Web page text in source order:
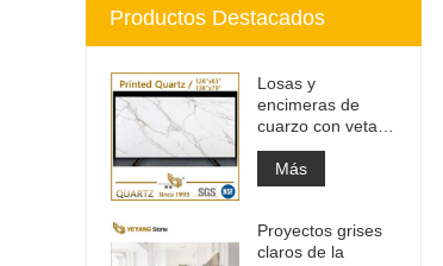
Productos Destacados
Losas y
encimeras de
cuarzo con veta
gris impresa |
Cuarzo impreso
de cuerpo entero
Más
Proyectos grises
claros de la